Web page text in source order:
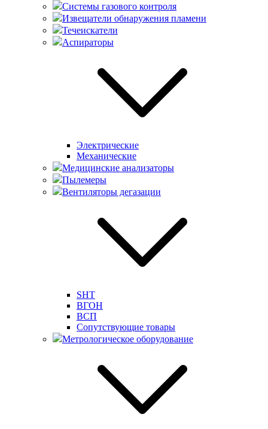
Системы газового контроля
Извещатели обнаружения пламени
Течеискатели
Аспираторы
Электрические
Механические
Медицинские анализаторы
Пылемеры
Вентиляторы дегазации
SHT
ВГОН
ВСП
Сопутствующие товары
Метрологическое оборудование